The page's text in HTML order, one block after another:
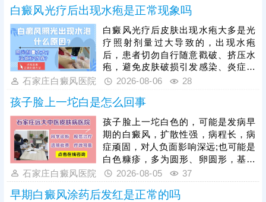
果。
和正常功能，安全无痛，无毒副作
用。治疗期间还需从自身做起，加强
护理保健，避免不良因素刺激，稳定
免疫状态，逐步令白斑症状减轻。
白癜风光疗后出现水疱是正常现象吗
白癜风光疗后皮肤出现水疱大多是光
疗照射剂量过大导致的，出现水疱
后，患者切勿自行随意戳破、挤压水
疱，避免皮肤破损引发感染、炎症，
加重皮肤损伤，甚至诱发白斑扩散、
对症处理，做好创面防护与修复，为
规避该问题，光疗必须由经验丰富的
医生操作，根据患者肤质、白斑部位
及皮肤耐受情况，制定个性化照射剂
量与频次。同时要做好光疗后皮肤护
理，治疗后皮肤屏障脆弱，需严格规
避阳光暴晒，防止二次损伤诱发水
疱、红肿，坚持科
石家庄白癜风医院 2026-08-06 28
孩子脸上一坨白是怎么回事
孩子脸上一坨白色的，可能是发病早
期的白癜风，扩散性强，病程长，病
症顽固，对人负面影响深远;也可能是
白色糠疹，多为圆形、卵圆形，基本
可自行消退，影响不大。可以结合伍
德灯、三维皮肤ct白斑专项检查诊
断，分析白斑是什么、怎么形成的;诊
石家庄白癜风医院 2026-08-05 37
早期白癜风涂药后发红是正常的吗